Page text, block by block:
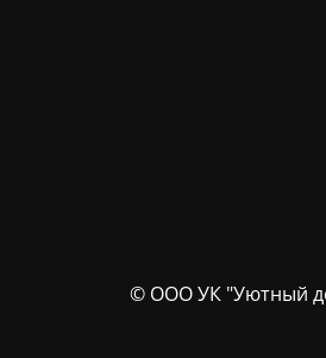
© ООО УК "Уютный